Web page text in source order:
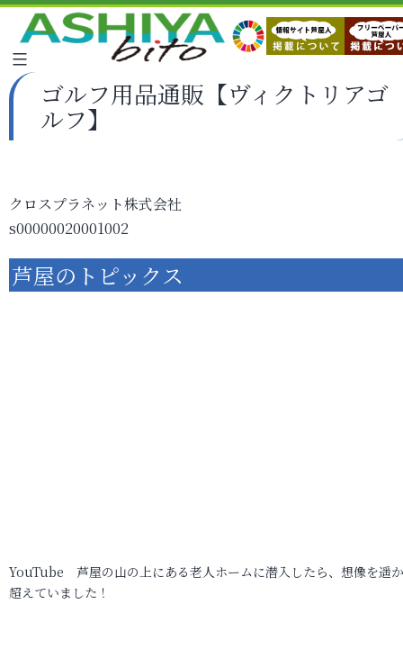
ゴルフ用品通販【ヴィクトリアゴ
ルフ】
クロスプラネット株式会社
s00000020001002
芦屋のトピックス
YouTube 芦屋の山の上にある老人ホームに潜入したら、想像を遥
超えていました！